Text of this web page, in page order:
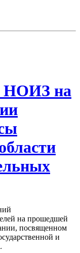
на
на прошедшей
посвященном
и